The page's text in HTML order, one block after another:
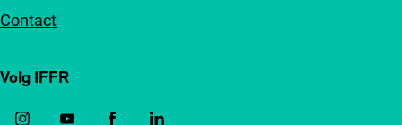
Contact
Volg IFFR